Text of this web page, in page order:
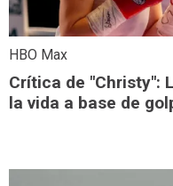
HBO Max
Crítica de "Christy":
la vida a base de